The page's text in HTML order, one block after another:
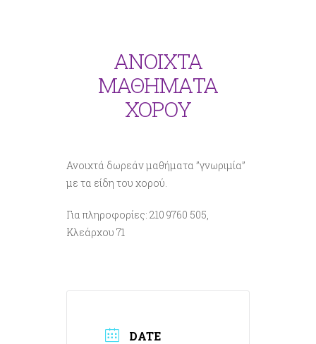
ΑΝΟΙΧΤΑ
ΜΑΘΗΜΑΤΑ
ΧΟΡΟΥ
Ανοιχτά δωρεάν μαθήματα ”γνωριμία”
με τα είδη του χορού.
Για πληροφορίες: 210 9760 505,
Κλεάρχου 71
DATE